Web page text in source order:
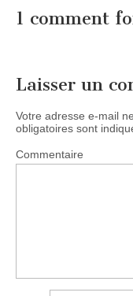
1 comment
Laisser un
Votre adresse e-mail
obligatoires sont
Commentaire